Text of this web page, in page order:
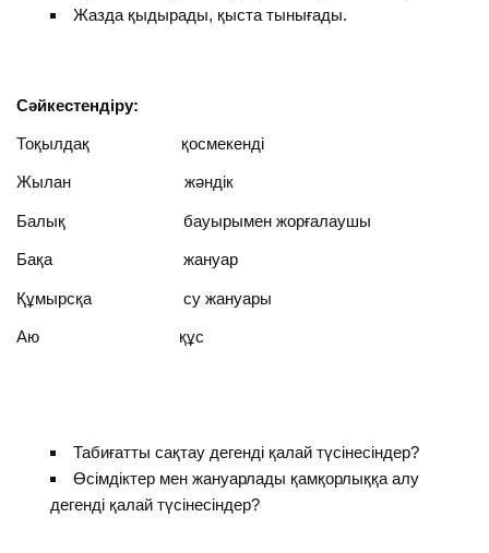
Жазда қыдырады, қыста тынығады.
Сәйкестендіру:
Тоқылдақ қосмекенді
Жылан жәндік
Балық бауырымен жорғалаушы
Бақа жануар
Құмырсқа су жануары
Аю құс
Табиғатты сақтау дегенді қалай түсінесіндер?
Өсімдіктер мен жануарлады қамқорлыққа алу
дегенді қалай түсінесіндер?